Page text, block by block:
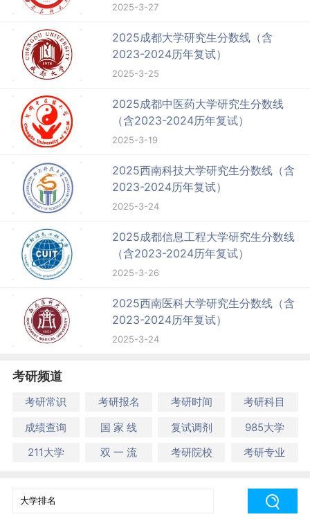
2025-3-27
2025成都大学研究生分数线（含
2023-2024历年复试）
2025-3-25
2025成都中医药大学研究生分数线
（含2023-2024历年复试）
2025-3-19
2025西南科技大学研究生分数线（含
2023-2024历年复试）
2025-3-24
2025成都信息工程大学研究生分数线
（含2023-2024历年复试）
2025-3-26
2025西南医科大学研究生分数线（含
2023-2024历年复试）
2025-3-24
考研频道
考研常识 考研报名 考研时间
考研科目
成绩查询
国 家 线 复试调剂
985大学
211大学
双 一 流 考研院校 考研专业